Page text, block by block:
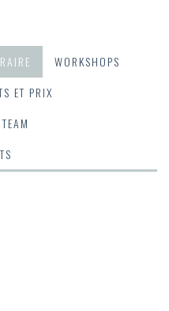
WORKSHOPS
ET PRIX